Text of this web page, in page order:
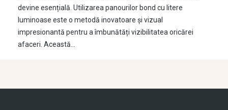
devine esențială. Utilizarea panourilor bond cu litere
luminoase este o metodă inovatoare și vizual
impresionantă pentru a îmbunătăți vizibilitatea oricărei
afaceri. Această…